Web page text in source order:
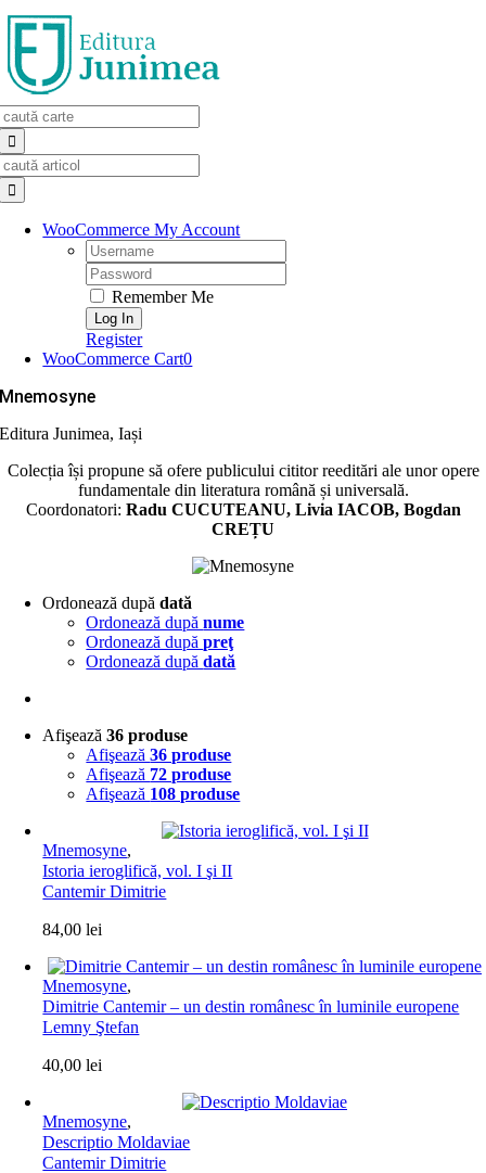
Skip
to
content
WooCommerce My Account
Username:
Password:
Remember Me
Register
WooCommerce Cart0
Mnemosyne
Editura Junimea, Iași
Colecția își propune să ofere publicului cititor reeditări ale unor opere
fundamentale din literatura română și universală.
Coordonatori: Radu CUCUTEANU, Livia IACOB, Bogdan
CREȚU
Ordonează dupădată
Ordonează dupănume
Ordonează dupăpreţ
Ordonează dupădată
Afişează36 produse
Afişează36 produse
Afişează 72 produse
Afişează 108 produse
Mnemosyne,
Istoria ieroglifică, vol. I şi II
Cantemir Dimitrie
84,00lei
Mnemosyne,
Dimitrie Cantemir – un destin românesc în luminile europene
Lemny Ştefan
40,00lei
Mnemosyne,
Descriptio Moldaviae
Cantemir Dimitrie